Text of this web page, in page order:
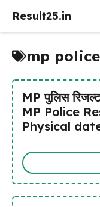
Result25.in
mp
MP पुलिस
MP Police
Physical